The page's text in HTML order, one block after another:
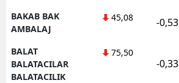
BAKAB BAK
AMBALAJ
45,08 -0,53
BALAT
BALATACILAR
BALATACILIK
75,50
-0,33